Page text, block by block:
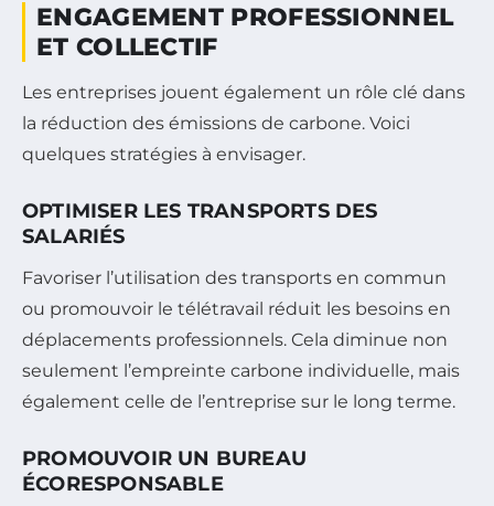
ENGAGEMENT PROFESSIONNEL
ET COLLECTIF
Les entreprises jouent également un rôle clé dans
la réduction des émissions de carbone. Voici
quelques stratégies à envisager.
OPTIMISER LES TRANSPORTS DES
SALARIÉS
Favoriser l’utilisation des transports en commun
ou promouvoir le télétravail réduit les besoins en
déplacements professionnels. Cela diminue non
seulement l’empreinte carbone individuelle, mais
également celle de l’entreprise sur le long terme.
PROMOUVOIR UN BUREAU
ÉCORESPONSABLE